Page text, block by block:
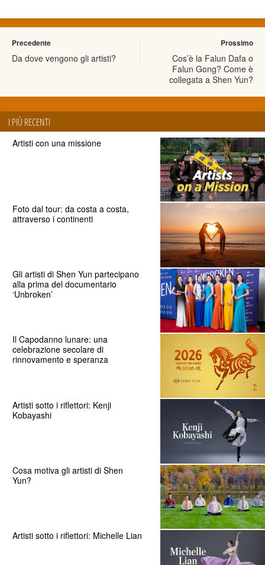
Precedente
Da dove vengono gli artisti?
Prossimo
Cos’è la Falun Dafa o
Falun Gong? Come è
collegata a Shen Yun?
I PIÙ RECENTI
Artisti con una missione
Foto dal tour: da costa a costa,
attraverso i continenti
Gli artisti di Shen Yun partecipano
alla prima del documentario
‘Unbroken’
Il Capodanno lunare: una
celebrazione secolare di
rinnovamento e speranza
Artisti sotto i riflettori: Kenji
Kobayashi
Cosa motiva gli artisti di Shen
Yun?
Artisti sotto i riflettori: Michelle Lian